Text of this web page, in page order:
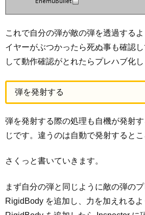
これで自分の弾が敵の弾を透過する
イヤーがぶつかったら死ぬ事も確認
して動作確認がとれたらプレハブ化し
弾を発射する
弾を発射する際の処理も自機が発射
じです。違うのは自動で発射するとこ
さくっと書いていきます。
まず自分の弾と同じように敵の弾の
RigidBody を追加し、力を加えれるよ